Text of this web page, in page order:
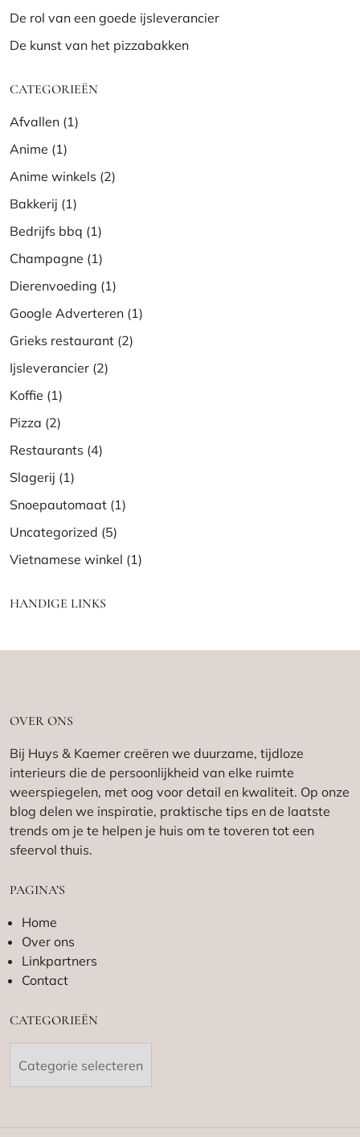
De rol van een goede ijsleverancier
De kunst van het pizzabakken
CATEGORIEËN
Afvallen (1)
Anime (1)
Anime winkels (2)
Bakkerij (1)
Bedrijfs bbq (1)
Champagne (1)
Dierenvoeding (1)
Google Adverteren (1)
Grieks restaurant (2)
Ijsleverancier (2)
Koffie (1)
Pizza (2)
Restaurants (4)
Slagerij (1)
Snoepautomaat (1)
Uncategorized (5)
Vietnamese winkel (1)
HANDIGE LINKS
OVER ONS
Bij Huys & Kaemer creëren we duurzame, tijdloze
interieurs die de persoonlijkheid van elke ruimte
weerspiegelen, met oog voor detail en kwaliteit. Op onze
blog delen we inspiratie, praktische tips en de laatste
trends om je te helpen je huis om te toveren tot een
sfeervol thuis.
PAGINA’S
Home
Over ons
Linkpartners
Contact
CATEGORIEËN